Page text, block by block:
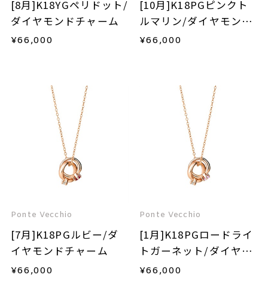
[8月]K18YGペリドット/
ダイヤモンドチャーム
¥66,000
[10月]K18PGピンクト
ルマリン/ダイヤモンド
チャーム
¥66,000
Ponte Vecchio
[7月]K18PGルビー/ダ
イヤモンドチャーム
¥66,000
Ponte Vecchio
[1月]K18PGロードライ
トガーネット/ダイヤモ
ンドチャーム
¥66,000